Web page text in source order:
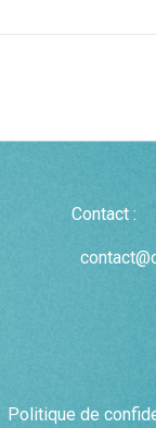
Contact :
Politique de